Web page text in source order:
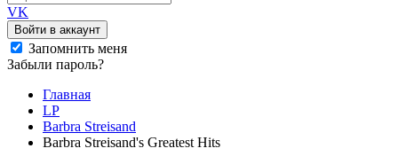
VK
Войти в аккаунт
Запомнить меня
Забыли пароль?
Главная
LP
Barbra Streisand
Barbra Streisand's Greatest Hits